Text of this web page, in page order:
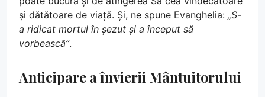
și dătătoare de viață. Și, ne spune Evanghelia: „S-
a ridicat mortul în șezut și a început să
vorbească”.
Anticipare a învierii Mântuitorului